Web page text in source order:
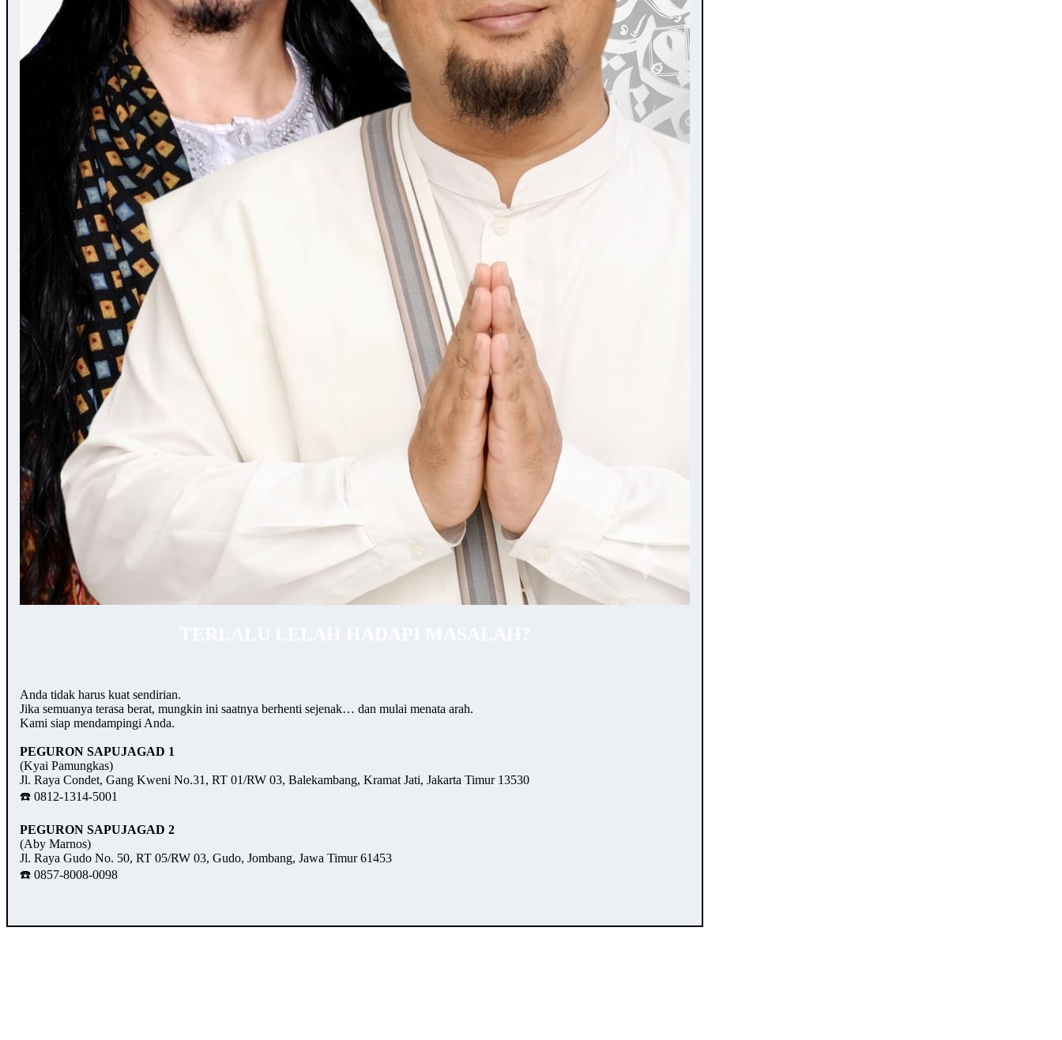
Anda tidak harus kuat sendirian.
Jika semuanya terasa berat, mungkin ini saatnya berhenti sejenak… dan mulai menata arah.
Kami siap mendampingi Anda.
PEGURON SAPUJAGAD 1
(Kyai Pamungkas)
Jl. Raya Condet, Gang Kweni No.31, RT 01/RW 03, Balekambang, Kramat Jati, Jakarta Timur 13530
☎️ 0812-1314-5001
PEGURON SAPUJAGAD 2
(Aby Marnos)
Jl. Raya Gudo No. 50, RT 05/RW 03, Gudo, Jombang, Jawa Timur 61453
☎️ 0857-8008-0098